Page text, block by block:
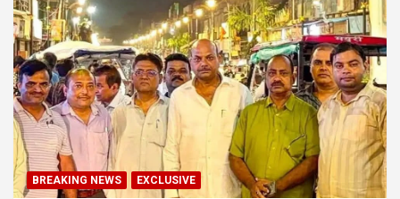
BREAKING NEWS EXCLUSIVE